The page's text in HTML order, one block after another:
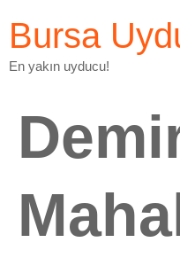
Bursa
En yakın uyducu!